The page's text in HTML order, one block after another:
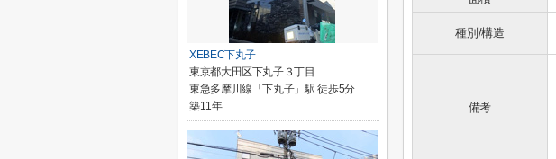
種別/構造
備考
XEBEC下丸子
東京都大田区下丸子３丁目
東急多摩川線「下丸子」駅 徒歩5分
築11年